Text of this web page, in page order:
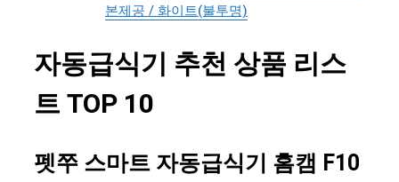
본제공 / 화이트(불투명)
자동급식기 추천 상품 리스
트 TOP 10
펫쭈 스마트 자동급식기 홈캠 F10